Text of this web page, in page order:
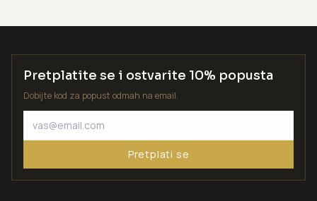
Pretplatite se i ostvarite 10% popusta
Dobijte kod za popust odmah na email.
Pretplati se